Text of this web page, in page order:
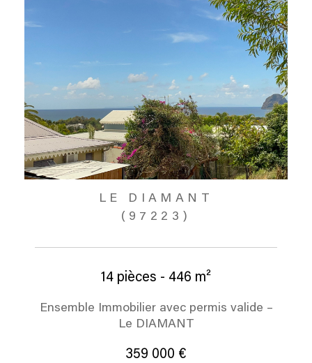
LE DIAMANT
(97223)
14 pièces - 446 m²
Ensemble Immobilier avec permis valide –
Le DIAMANT
359 000 €